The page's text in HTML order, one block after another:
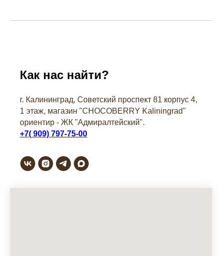
Как нас найти?
г. Калининград, Советский проспект 81 корпус 4,
1 этаж, магазин "СHOCOBERRY Kaliningrad"
ориентир - ЖК "Адмиралтейский".
+7( 909) 797-75-00